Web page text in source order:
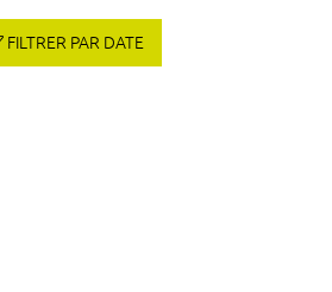
FILTRER PAR DATE